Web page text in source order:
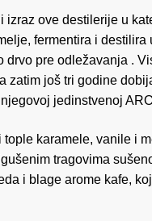
izraz ove destilerije u
fermentira i destilira
drvo pre odležavanja .
zatim još tri godine
jedinstvenoj
karamele, vanile i
tragovima
i blage arome kafe,